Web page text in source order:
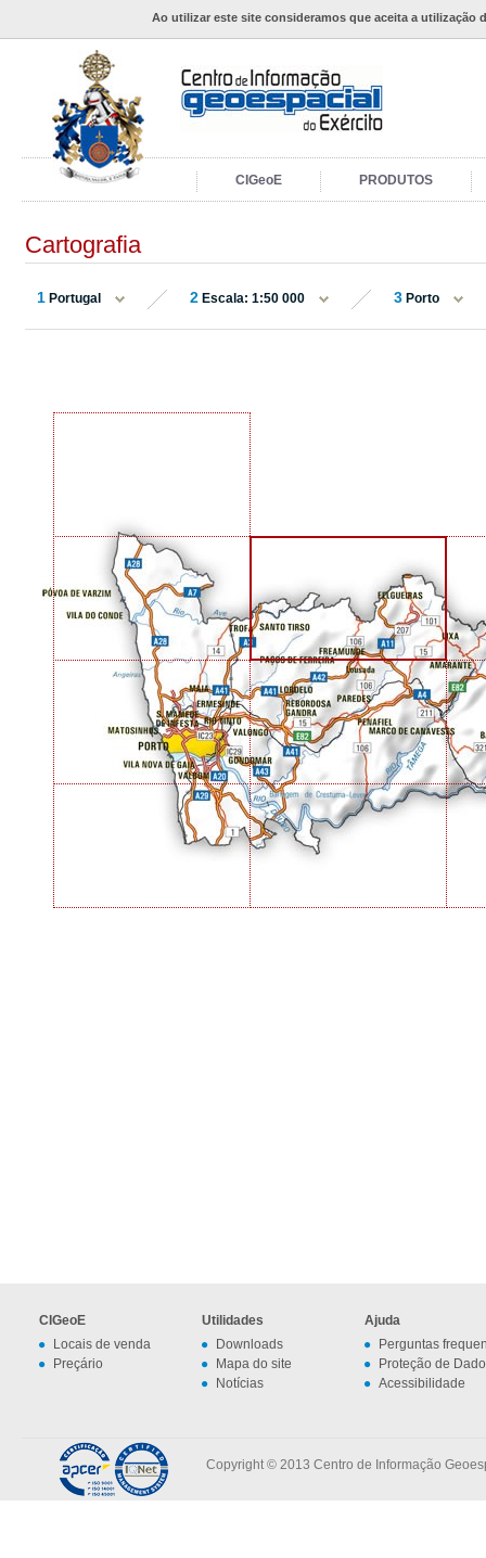
Ao utilizar este site consideramos que aceita a utilização
CIGeoE PRODUTOS
Cartografia
1 Portugal 2 Escala: 1:50 000 3 Porto
CIGeoE
Locais de venda
Preçário
Utilidades
Downloads
Mapa do site
Notícias
Ajuda
Perguntas
Proteção de
Acessibilidade
Copyright © 2013 Centro de Informação